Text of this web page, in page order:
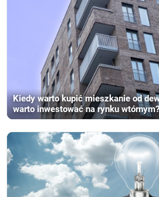
Kiedy warto kupić mieszkanie od
warto inwestować na rynku wtórnym?